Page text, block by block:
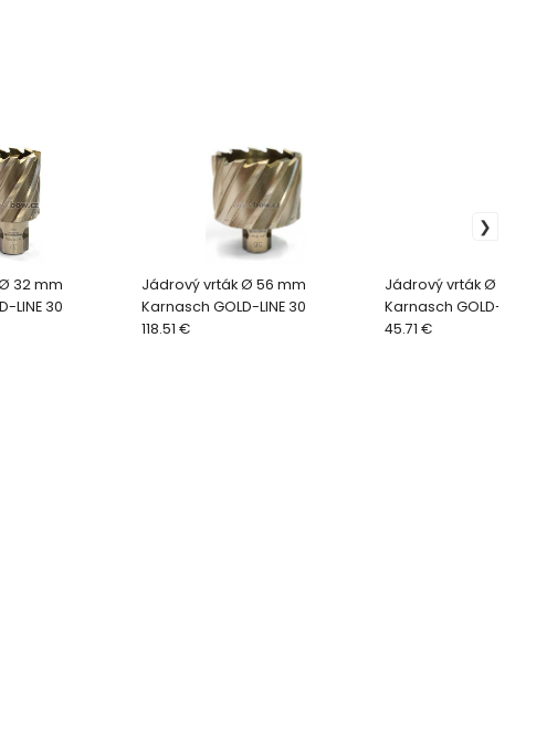
32 mm
LINE 30
Jádrový vrták Ø 56 mm
Karnasch GOLD-LINE 30
118.51 €
Jádrový vrták Ø 33
Karnasch GOLD-LINE
45.71 €